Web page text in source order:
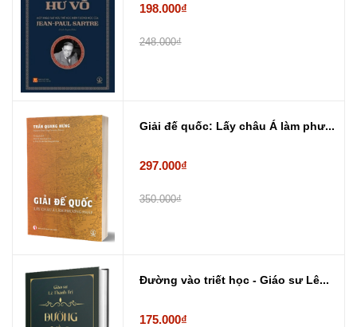
198.000₫
248.000₫
Giải đế quốc: Lấy châu Á làm phư...
297.000₫
350.000₫
Đường vào triết học - Giáo sư Lê...
175.000₫